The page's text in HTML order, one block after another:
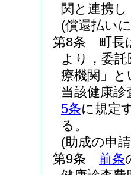
関と連携
(償還払い
第8条
町長
より，委
療機関」と
当該健康
5条に規定
る。
(助成の申
第9条
前条